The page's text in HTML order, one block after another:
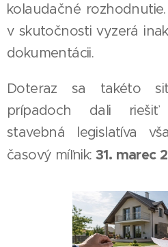
kolaudačné
v skutočnosti vyzerá
dokumentácii.
Doteraz sa takéto
prípadoch dali riešiť
stavebná legislatíva
časový míľnik:31. marec